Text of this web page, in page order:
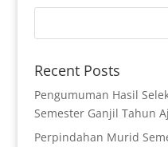
Recent Posts
Pengumuman Hasil
Semester Ganjil Tahun
Perpindahan Murid